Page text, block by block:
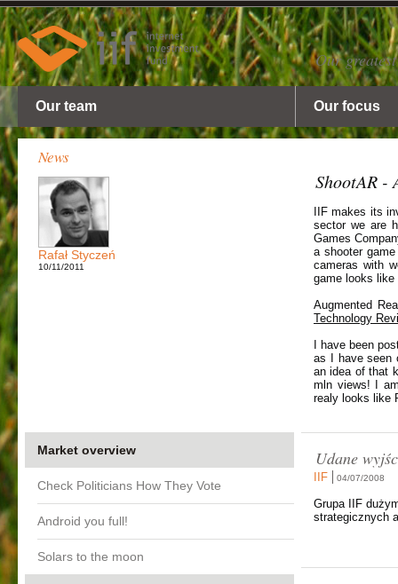
Our
Our team Our focus
News
Rafał Styczeń
10/11/2011
ShootAR -
IIF makes its
sector we are
Games
a shooter
cameras with
game looks like
Augmented
Technology
I have been
as I have seen
an idea of that
mln views! I
realy looks like
Market overview
Check Politicians How They Vote
Android you full!
Solars to the moon
Udane
IIF 04/07/2008
Grupa IIF
strategicznych